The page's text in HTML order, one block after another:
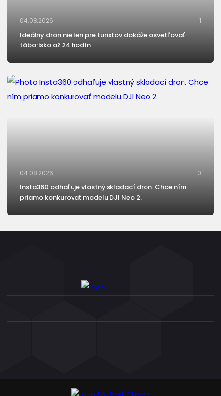
04.08.2026 1
Ideálny dron nie len pre turistov dokáže osvetľovať
táborisko až 24 hodín
04.08.2026 0
Insta360 odhaľuje vlastný skladací dron. Chce ním
priamo konkurovať modelu DJI Neo 2.